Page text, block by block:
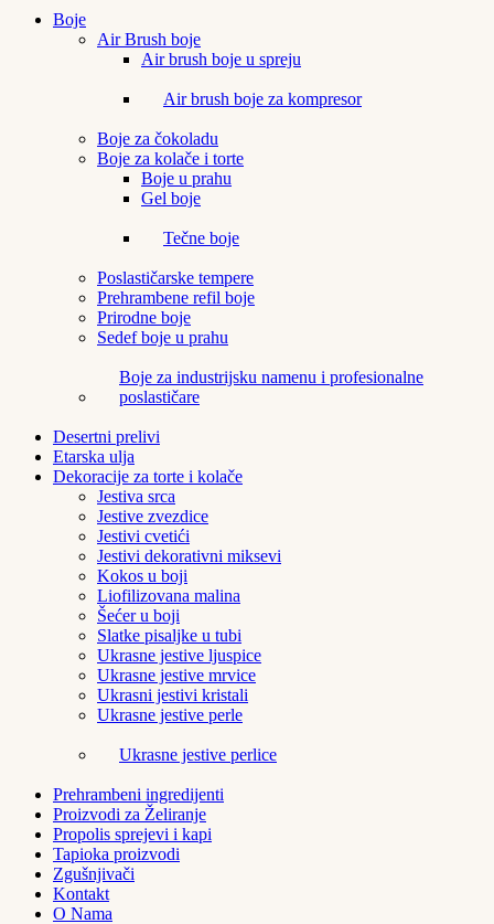
Boje
Air Brush boje
Air brush boje u spreju
Air brush boje za kompresor
Boje za čokoladu
Boje za kolače i torte
Boje u prahu
Gel boje
Tečne boje
Poslastičarske tempere
Prehrambene refil boje
Prirodne boje
Sedef boje u prahu
Boje za industrijsku namenu i profesionalne
poslastičare
Desertni prelivi
Etarska ulja
Dekoracije za torte i kolače
Jestiva srca
Jestive zvezdice
Jestivi cvetići
Jestivi dekorativni miksevi
Kokos u boji
Liofilizovana malina
Šećer u boji
Slatke pisaljke u tubi
Ukrasne jestive ljuspice
Ukrasne jestive mrvice
Ukrasni jestivi kristali
Ukrasne jestive perle
Ukrasne jestive perlice
Prehrambeni ingredijenti
Proizvodi za Želiranje
Propolis sprejevi i kapi
Tapioka proizvodi
Zgušnjivači
Kontakt
O Nama